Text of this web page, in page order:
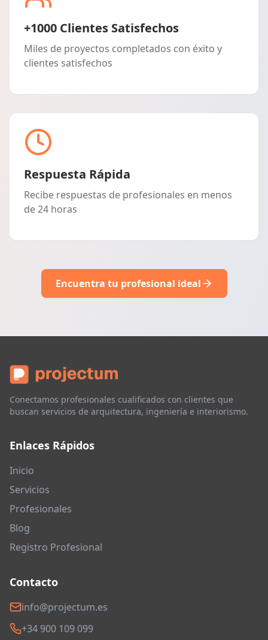
+1000 Clientes Satisfechos
Miles de proyectos completados con éxito y
clientes satisfechos
Respuesta Rápida
Recibe respuestas de profesionales en menos
de 24 horas
Encuentra tu profesional ideal
Conectamos profesionales cualificados con clientes que
buscan servicios de arquitectura, ingeniería e interiorismo.
Enlaces Rápidos
Inicio
Servicios
Profesionales
Blog
Registro Profesional
Contacto
info@projectum.es
+34 900 109 099